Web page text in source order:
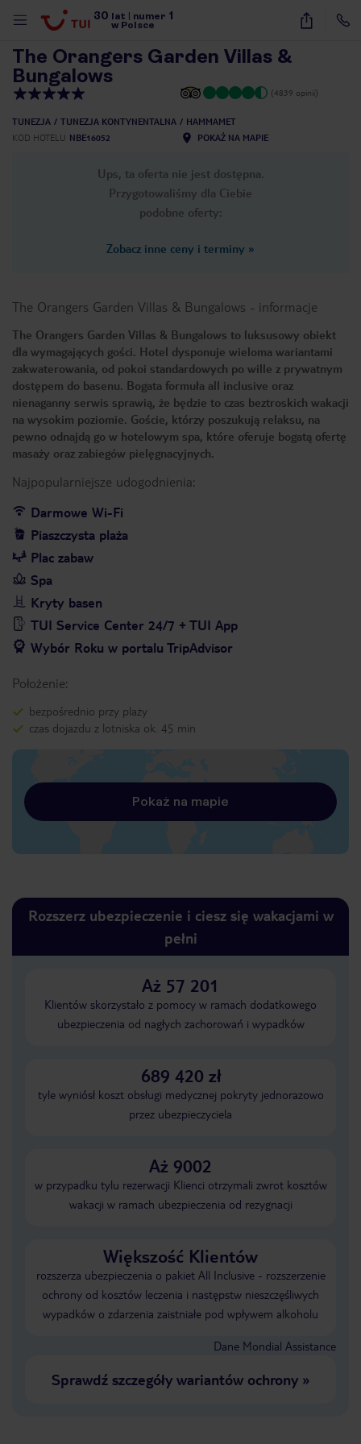
30 lat numer 1
w Polsce
19
The Orangers Garden Villas &
Bungalows
(4839 opinii)
TUNEZJA TUNEZJA KONTYNENTALNA
HAMMAMET
KOD HOTELU NBE16052 POKAŻ NA MAPIE
Ups, ta oferta nie jest dostępna.
Przygotowaliśmy dla Ciebie
podobne oferty:
Zobacz inne ceny i terminy »
The Orangers Garden Villas & Bungalows - informacje
The Orangers Garden Villas & Bungalows to luksusowy obiekt
dla wymagających gości. Hotel dysponuje wieloma wariantami
zakwaterowania, od pokoi standardowych po wille z prywatnym
dostępem do basenu. Bogata formuła all inclusive oraz
nienaganny serwis sprawią, że będzie to czas beztroskich wakacji
na wysokim poziomie. Goście, którzy poszukują relaksu, na
pewno odnajdą go w hotelowym spa, które oferuje bogatą ofertę
masaży oraz zabiegów pielęgnacyjnych.
Najpopularniejsze udogodnienia:
Darmowe Wi-Fi
Piaszczysta plaża
Plac zabaw
Spa
Kryty basen
TUI Service Center 24/7 + TUI App
Wybór Roku w portalu TripAdvisor
Położenie:
bezpośrednio przy plaży
czas dojazdu z lotniska ok. 45 min
Pokaż na mapie
Rozszerz ubezpieczenie i ciesz się wakacjami w
pełni
Aż 57 201
Klientów skorzystało z pomocy w ramach dodatkowego
ubezpieczenia od nagłych zachorowań i wypadków
689 420 zł
tyle wyniósł koszt obsługi medycznej pokryty jednorazowo
przez ubezpieczyciela
Aż 9002
w przypadku tylu rezerwacji Klienci otrzymali zwrot kosztów
wakacji w ramach ubezpieczenia od rezygnacji
Większość Klientów
rozszerza ubezpieczenia o pakiet All Inclusive - rozszerzenie
ochrony od kosztów leczenia i następstw nieszczęśliwych
wypadków o zdarzenia zaistniałe pod wpływem alkoholu
Dane Mondial Assistance
Sprawdź szczegóły wariantów ochrony»